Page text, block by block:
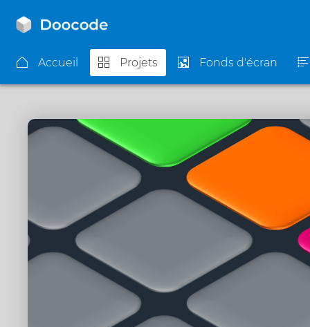
Accueil Projets Fonds d'écran